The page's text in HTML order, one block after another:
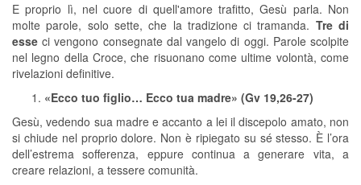
E proprio lì, nel cuore di quell'amore trafitto, Gesù parla. Non
molte parole, solo sette, che la tradizione ci tramanda. Tre di
esseci vengono consegnate dal vangelo di oggi. Parole scolpite
nel legno della Croce, che risuonano come ultime volontà, come
rivelazioni definitive.
«Ecco tuo figlio… Ecco tua madre» (Gv 19,26-27)
Gesù, vedendo sua madre e accanto a lei il discepolo amato, non
si chiude nel proprio dolore. Non è ripiegato su sé stesso. È l’ora
dell’estrema sofferenza, eppure continua a generare vita, a
creare relazioni, a tessere comunità.